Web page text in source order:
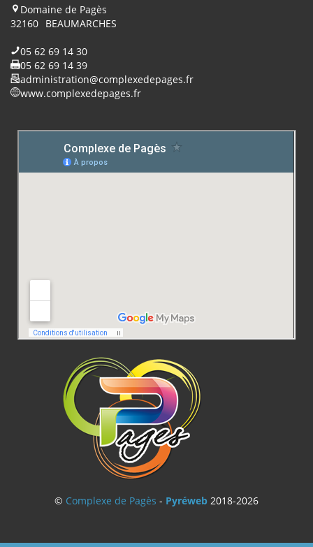
Domaine de Pagès
32160 BEAUMARCHES
05 62 69 14 30
05 62 69 14 39
administration@complexedepages.fr
www.complexedepages.fr
© Complexe de Pagès - Pyréweb2018-2026